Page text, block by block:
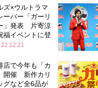
ズ×ウルトラマ
ーバー「ガーリ
」発表 片寄涼
福イベントに登
店で今年も「カ
開催 新作カリ
グなど全6品が